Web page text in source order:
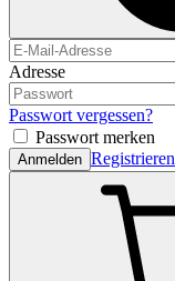
Adresse
Passwort vergessen?
Passwort merken
Anmelden Registrieren